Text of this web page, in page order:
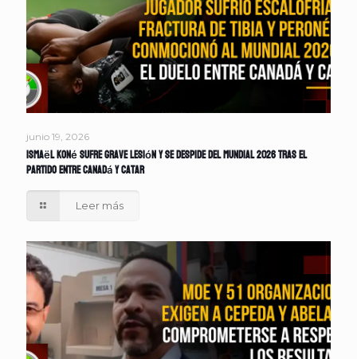
junio 19, 2026
Ismaël Koné sufre grave lesión y se despide del Mundial 2026 tras el
partido entre Canadá y Catar
Leer más